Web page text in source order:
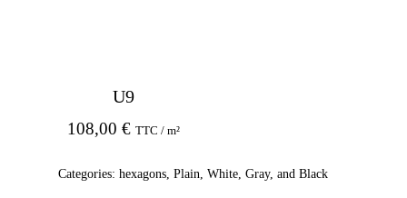
U9
108,00€ TTC / m²
Categories: hexagons, Plain, White, Gray, and Black